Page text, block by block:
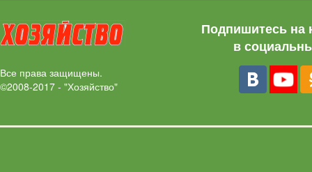
Все права защищены.
©2008-2017 - "Хозяйство"
Подпишитесь на
в